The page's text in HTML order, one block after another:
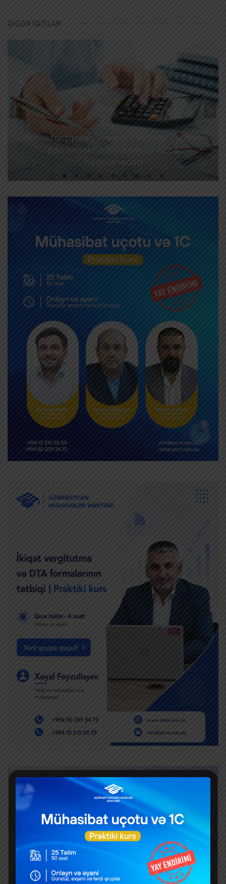
DIGƏR YAZILAR
Əməkhaqqıdan vergi tutulması: 2026-cı
ildə əməkhaqqı cədvəli necə
hazırlanacaq